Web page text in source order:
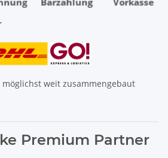
weit zusammengebaut
Premium Partner